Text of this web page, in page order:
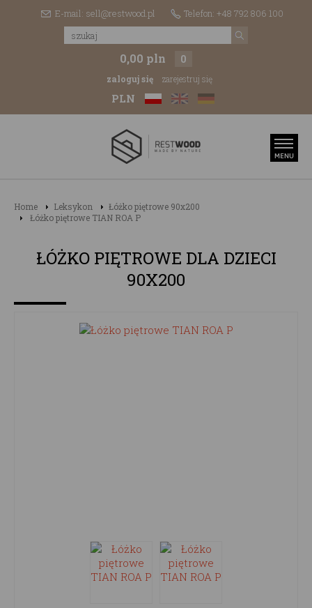
E-mail: sell@restwood.pl Telefon: +48 792 806 100
0,00 pln 0
zaloguj się zarejestruj się
PLN
Home Leksykon
Łóżko piętrowe 90x200
Łóżko piętrowe TIAN ROA P
ŁÓŻKO PIĘTROWE DLA DZIECI
90X200